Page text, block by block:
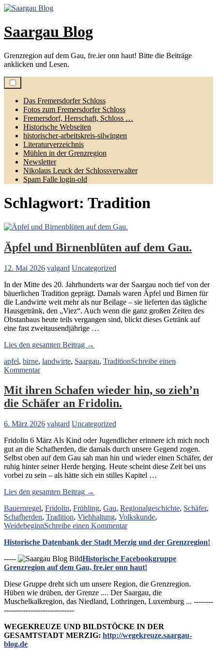
Zum
springen
Saargau Blog
Grenzregion auf dem Gau, fre.ier onn haut! Bitte die Beiträge
anklicken und Lesen.
Das Fremersdorfer Schloss
Fotos zum Fremersdorfer Schloss
Fremersdorf, Herrschaft, Schloss …
Historische Webseiten
historischer-arbeitskreis-silwingen
Literaturverzeichnis
Mühlen in der Grenzregion
Newsletter
Nikolaus Leuck der Schlossverwalter
Spam Falle login-old
Schlagwort: Tradition
Äpfel und Birnenblüten auf dem Gau.
12. Mai 2026 valgard Uncategorized
In der Mitte des 20. Jahrhunderts war der Saargau noch tief von der
bäuerlichen Tradition geprägt. Damals waren Äpfel und Birnen für
die Landwirte weit mehr als nur Beilage – sie lieferten das tägliche
Hausgetränk, den „Viez“. Auch wenn die ganz großen Zeiten des
Obstanbaus heute teils vergangen sind, blickt dieses Getränk auf
eine fast zweitausendjährige …
Lies den gesamten Beitrag →
Birnenblüten
Gau.“
apfel, birne, landwirte, Saargau, TraditionSchreibe einen
Kommentarzu
und
Birnenblüten
auf
Gau.
Mit ihren Schafen wieder hin, so zieh’n
die Schäfer an Fridolin.
6. März 2026 valgard Uncategorized
Fridolin 6 März Als Kind oder Jugendlicher erinnere ich mich noch
gut an die Schafherden, die damals durch unsere Gegend zogen.
Selbst oben auf dem Gau sah man hin und wieder einen Schäfer, der
ruhig hinter seiner Herde herging. Heute scheint diese Zeit bei uns
vorbei zu sein – als hätte sich ein stilles Kapitel …
Lies den gesamten Beitrag →
Schafen
wieder
hin,
zieh’n
Schäfer
an
Bauernregel, Fridolin, Frühling, Gau, Regionalgeschichte, Schäfer,
Schafherden, Tradition, Viehhaltung, Volkskunde,
WeidebeginnSchreibe einen Kommentarzu
ihren
wieder
hin,
zieh’n
die
Schäfer
Historische Datenbank der Stadt Merzig und der Grenzregion!
-----
Historische Facebookgruppe
Grenzregion auf dem Gau, fre.ier onn haut!
Diese Gruppe dreht sich um unsere Region, die Grenzregion.
Hüben wie drüben, der Grenze .... Der Saargau, die
Muschelkalkregion, das Niedland, Lothringen, Luxemburg ... --------
-----------------------------
WEGEKREUZE UND BILDSTÖCKE IN DER
GESAMTSTADT MERZIG: http://wegekreuze.saargau-
blog.de